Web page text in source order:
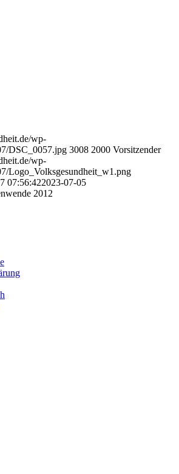
wp-
DSC_0057.jpg 3008 2000 Vorsitzender
wp-
Logo_Volksgesundheit_w1.png
07:56:422023-07-05
2012